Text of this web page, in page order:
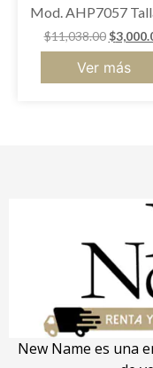
Mod. AHP7057
$11,038.00 $
Ver más
New Name es una